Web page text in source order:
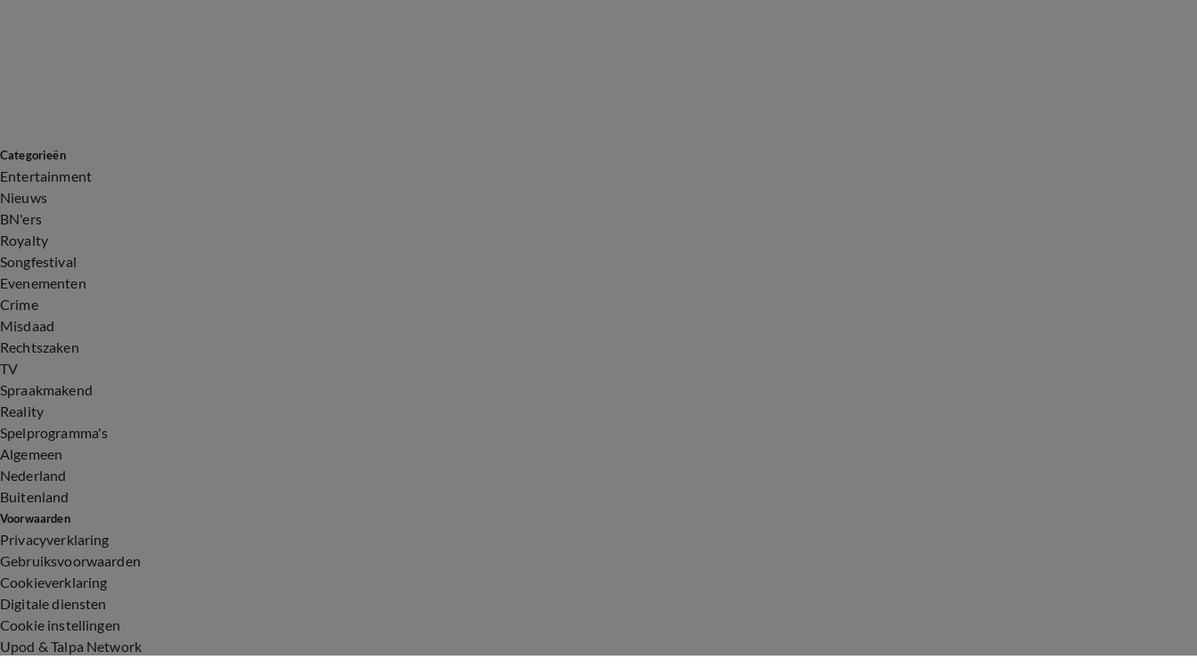
Categorieën
Entertainment
Nieuws
BN'ers
Royalty
Songfestival
Evenementen
Crime
Misdaad
Rechtszaken
TV
Spraakmakend
Reality
Spelprogramma's
Algemeen
Nederland
Buitenland
Voorwaarden
Privacyverklaring
Gebruiksvoorwaarden
Cookieverklaring
Digitale diensten
Cookie instellingen
Upod & Talpa Network